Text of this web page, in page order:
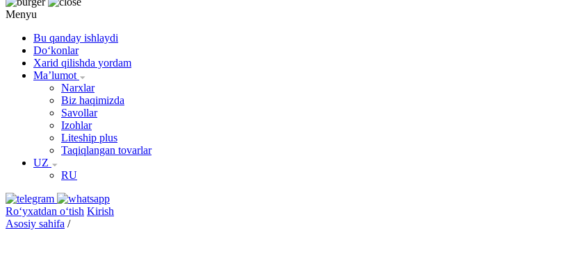
Menyu
Bu qanday ishlaydi
Doʻkonlar
Xarid qilishda yordam
Maʼlumot
Narxlar
Biz haqimizda
Savollar
Izohlar
Liteship plus
Taqiqlangan tovarlar
UZ
RU
Roʻyxatdan oʻtish Kirish
Asosiy sahifa /